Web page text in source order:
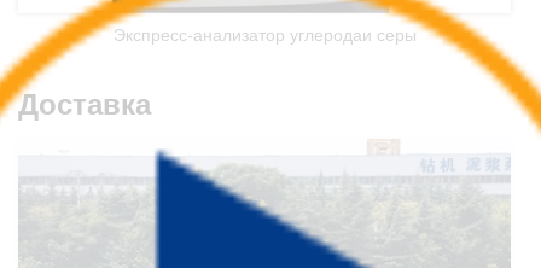
Экспресс-анализатор углеродаи серы
Доставка